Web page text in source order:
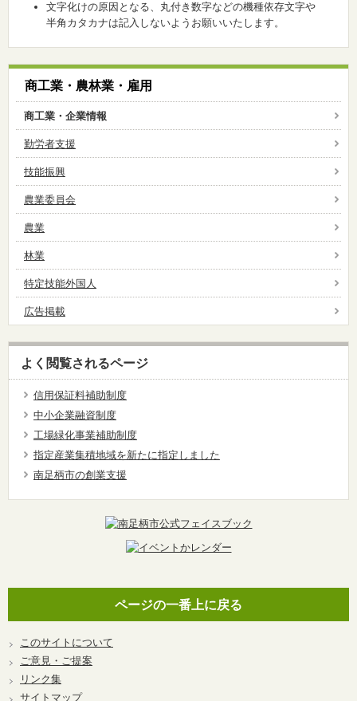
文字化けの原因となる、丸付き数字などの機種依存文字や
半角カタカナは記入しないようお願いいたします。
商工業・農林業・雇用
商工業・企業情報
勤労者支援
技能振興
農業委員会
農業
林業
特定技能外国人
広告掲載
よく閲覧されるページ
信用保証料補助制度
中小企業融資制度
工場緑化事業補助制度
指定産業集積地域を新たに指定しました
南足柄市の創業支援
ページの一番上に戻る
このサイトについて
ご意見・ご提案
リンク集
サイトマップ